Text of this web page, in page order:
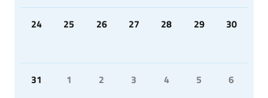
24 25 26 27 28 29 30
31 1 2 3 4 5 6